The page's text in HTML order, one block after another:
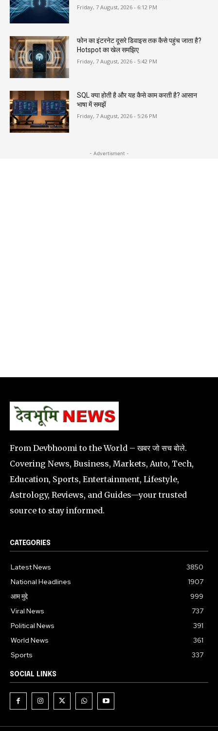
Friday, 7 August, 2026 - 6:12 PM
फोन का इंटरनेट दूसरे डिवाइस तक कैसे पहुंच जाता है?
Hotspot का खेल समझिए
Friday, 7 August, 2026 - 5:42 PM
SQL क्या होती है और यह कैसे काम करती है? आसान
भाषा में समझें
Friday, 7 August, 2026 - 5:26 PM
- Advertisment -
From Devbhoomi to the World – खबर जो सच बोले.
Covering News, Business, Markets, Auto, Tech,
Education, Sports, Entertainment, Lifestyle,
Astrology, Reviews, and Guides—your trusted
source to stay informed.
CATEGORIES
Latest News
3850
National Headlines
1907
आम मुद्दे
999
Viral News
737
Political News
391
World News
361
Sports
337
SOCIAL LINKS